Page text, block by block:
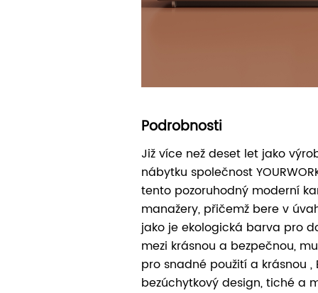
Podrobnosti
Již více než deset let jako
nábytku společnost
tento pozoruhodný moderní
manažery, přičemž bere v
jako je ekologická barva pro
mezi krásnou a bezpečnou,
pro snadné použití a krásnou ,
bezúchytkový design, tiché a